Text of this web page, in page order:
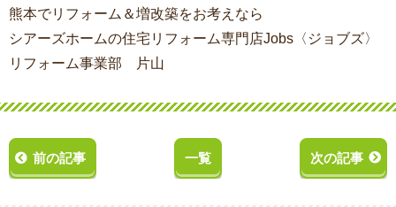
熊本でリフォーム＆増改築をお考えなら
シアーズホームの住宅リフォーム専門店Jobs〈ジョブズ〉
リフォーム事業部 片山
前の記事 一覧 次の記事